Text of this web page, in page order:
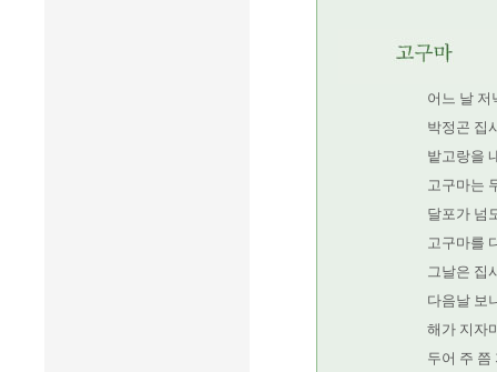
어느 날 저
박정곤 집
밭고랑을
고구마는
달포가 넘
고구마를
그날은 집
다음날 보
해가 지자
두어 주 쯤